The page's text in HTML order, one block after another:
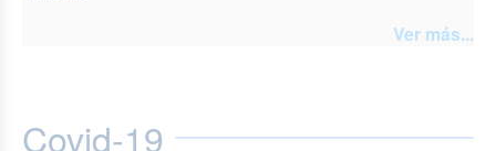
Ver más...
Covid-19